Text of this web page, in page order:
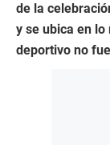
de la
y se ubica en
deportivo no